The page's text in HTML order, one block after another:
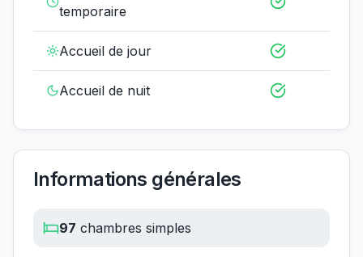
temporaire
Accueil de jour
Accueil de nuit
Informations générales
97 chambres simples